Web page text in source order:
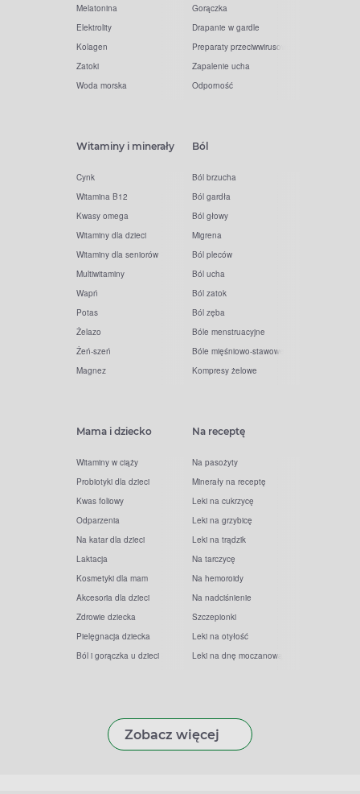
Melatonina
Elektrolity
Kolagen
Zatoki
Woda morska
Gorączka
Drapanie w gardle
Preparaty przeciwwirusowe
Zapalenie ucha
Odporność
Witaminy i minerały
Cynk
Witamina B12
Kwasy omega
Witaminy dla dzieci
Witaminy dla seniorów
Multiwitaminy
Wapń
Potas
Żelazo
Żeń-szeń
Magnez
Ból
Ból brzucha
Ból gardła
Ból głowy
Migrena
Ból pleców
Ból ucha
Ból zatok
Ból zęba
Bóle menstruacyjne
Bóle mięśniowo-stawowe
Kompresy żelowe
Mama i dziecko
Witaminy w ciąży
Probiotyki dla dzieci
Kwas foliowy
Odparzenia
Na katar dla dzieci
Laktacja
Kosmetyki dla mam
Akcesoria dla dzieci
Zdrowie dziecka
Pielęgnacja dziecka
Ból i gorączka u dzieci
Na receptę
Na pasożyty
Minerały na receptę
Leki na cukrzycę
Leki na grzybicę
Leki na trądzik
Na tarczycę
Na hemoroidy
Na nadciśnienie
Szczepionki
Leki na otyłość
Leki na dnę moczanową
Zobacz więcej